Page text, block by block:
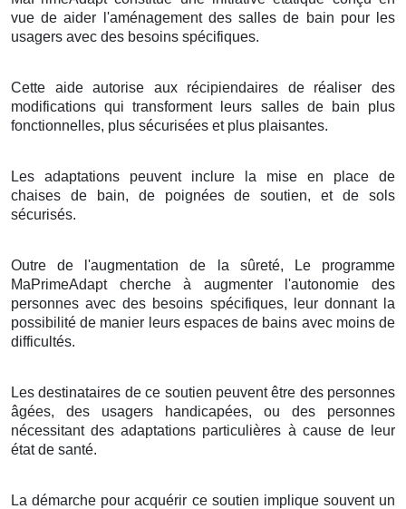
vue de aider l'aménagement des salles de bain pour les
usagers avec des besoins spécifiques.
Cette aide autorise aux récipiendaires de réaliser des
modifications qui transforment leurs salles de bain plus
fonctionnelles, plus sécurisées et plus plaisantes.
Les adaptations peuvent inclure la mise en place de
chaises de bain, de poignées de soutien, et de sols
sécurisés.
Outre de l'augmentation de la sûreté, Le programme
MaPrimeAdapt cherche à augmenter l'autonomie des
personnes avec des besoins spécifiques, leur donnant la
possibilité de manier leurs espaces de bains avec moins de
difficultés.
Les destinataires de ce soutien peuvent être des personnes
âgées, des usagers handicapées, ou des personnes
nécessitant des adaptations particulières à cause de leur
état de santé.
La démarche pour acquérir ce soutien implique souvent un